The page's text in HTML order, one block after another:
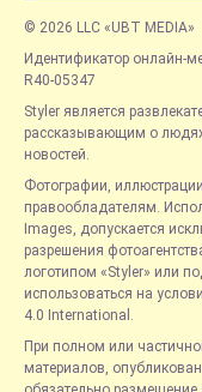
© 2026 LLC «UBT MEDIA»
Идентификатор онлайн-
R40-05347
Styler является
рассказывающим о
новостей.
Фотографии,
правообладателям.
Images, допускается
разрешения
логотипом «Styler» или
использоваться на
4.0 International.
При полном или
материалов,